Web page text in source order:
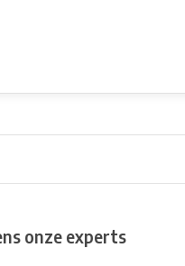
onze experts